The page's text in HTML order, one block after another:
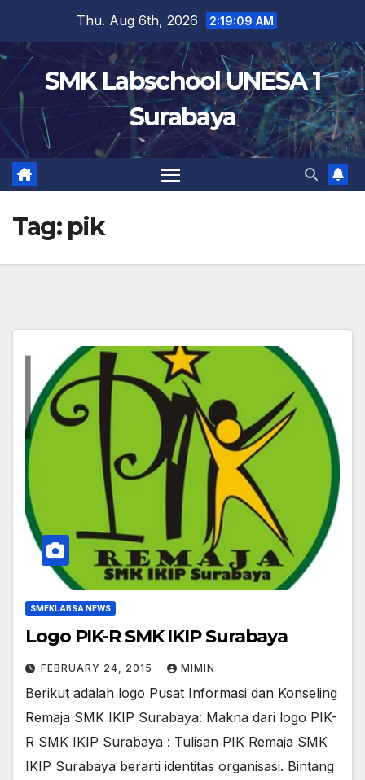
content
Thu. Aug 6th, 2026 2:19:10 AM
SMK Labschool UNESA 1
Surabaya
Tag: pik
SMEKLABSA NEWS
Logo PIK-R SMK IKIP Surabaya
FEBRUARY 24, 2015 MIMIN
Berikut adalah logo Pusat Informasi dan Konseling
Remaja SMK IKIP Surabaya: Makna dari logo PIK-
R SMK IKIP Surabaya : Tulisan PIK Remaja SMK
IKIP Surabaya berarti identitas organisasi. Bintang